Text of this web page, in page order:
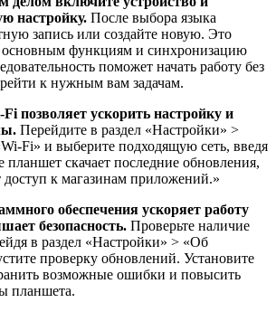
настройку. После выбора языка
запись или создайте новую. Это
основным функциям и синхронизацию
поможет начать работу без
к нужным вам задачам.
позволяет ускорить настройку и
Перейдите в раздел «Настройки» >
Fi» и выберите подходящую сеть, введя
планшет скачает последние обновления,
доступ к магазинам приложений.»
обеспечения ускоряет работу
безопасность. Проверьте наличие
в раздел «Настройки» > «Об
проверку обновлений. Установите
возможные ошибки и повысить
планшета.